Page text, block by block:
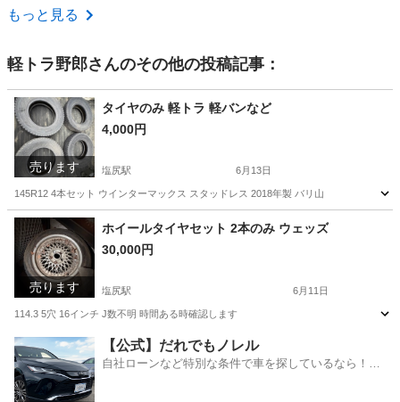
長野 長野市
もっと見る
軽トラ野郎さんのその他の投稿記事：
売ります
タイヤのみ 軽トラ 軽バンなど
4,000円
塩尻駅 6月13日
145R12 4本セット ウインターマックス スタッドレス 2018年製 バリ山
長野 塩尻市 塩尻駅 タイヤ、ホイール
売ります
ホイールタイヤセット 2本のみ ウェッズ
30,000円
塩尻駅 6月11日
114.3 5穴 16インチ J数不明 時間ある時確認します
長野 塩尻市 塩尻駅 タイヤ、ホイール
【公式】だれでもノレル
自社ローンなど特別な条件で車を探しているなら！金